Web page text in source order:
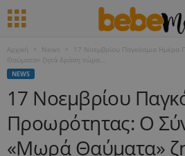
Αρχική News
17 Νοεμβρίου Παγκόσμια
Θαύματα» ζητά δράση τώρα...
NEWS
17 Νοεμβρίου
Προωρότητας: Ο
«Μωρά Θαύματα»